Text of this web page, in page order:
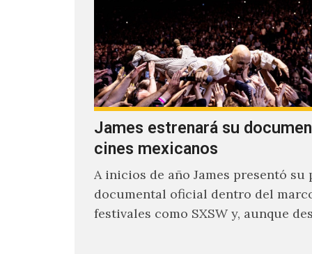
James estrenará su
cines mexicanos
A inicios de año James presentó su
documental oficial dentro del
festivales como SXSW y, aunque